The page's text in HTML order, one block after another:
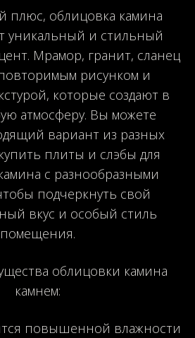
плюс, облицовка камина
уникальный и стильный
Мрамор, гранит, сланец
рисунком и
которые создают в
атмосферу. Вы можете
вариант из разных
плиты и слэбы для
с разнообразными
подчеркнуть свой
вкус и особый стиль
помещения.
облицовки камина
камнем:
повышенной влажности